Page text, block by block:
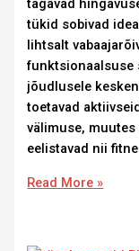
tagavad
tükid sobivad
lihtsalt
funktsionaalsuse
jõudlusele
toetavad
välimuse,
eelistavad nii
Read More »